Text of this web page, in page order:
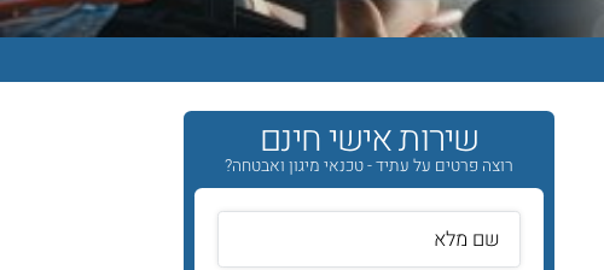
שירות אישי חינם
רוצה פרטים על עתיד - טכנאי מיגון ואבטחה?